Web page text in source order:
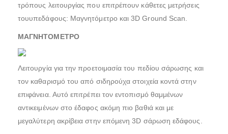
τρόπους λειτουργίας που επιτρέπουν κάθετες μετρήσεις
τουυπεδάφους: Μαγνητόμετρο και 3D Ground Scan.
ΜΑΓΝΗΤΟΜΕΤΡΟ
Λειτουργία για την προετοιμασία του πεδίου σάρωσης και
τον καθαρισμό του από σιδηρούχα στοιχεία κοντά στην
επιφάνεια. Αυτό επιτρέπει τον εντοπισμό θαμμένων
αντικειμένων στο έδαφος ακόμη πιο βαθιά και με
μεγαλύτερη ακρίβεια στην επόμενη 3D σάρωση εδάφους.